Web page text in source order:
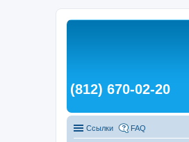
(812) 670-02-20
Ссылки FAQ